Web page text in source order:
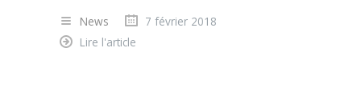
News
7 février 2018
Lire l'article